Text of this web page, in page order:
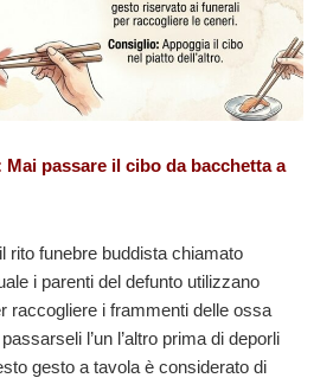
Mai passare il cibo da bacchetta a
rito funebre buddista chiamato
i parenti del defunto utilizzano
raccogliere i frammenti delle ossa
l’un l’altro prima di deporli
gesto a tavola è considerato di